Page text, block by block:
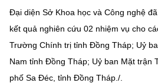
Đại diện Sở Khoa học và Công nghệ
kết quả nghiên cứu 02 nhiệm vụ cho
Trường Chính trị tỉnh Đồng Tháp; Uỷ
Nam tỉnh Đồng Tháp; Uỷ ban Mặt trận
phố Sa Đéc, tỉnh Đồng Tháp./.